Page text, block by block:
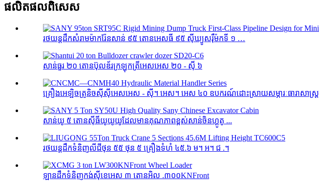
ផលិតផល​ពិសេស
រថយន្តដឹកសំរាមម៉ាករ៉ែនសាន់ ៩៥ តោនអេសធី ៩៥ ស៊ីឃ្យូសរ៉ឺម៉កទី ១ …
សាន់ធួរ ២០ តោនប៊ុលឌ័រក្រឡុកត្រីអេសអេស ២០ - ស៊ី ៦
គ្រឿងអេឡិចត្រូនិចស៊ីស៊ីអេសអេស - ស៊ី។ អេស។ អេស ៤០ ឧបករណ៍ដោះស្រាយសម្ភារៈធារាសាស្ត្រ
សាន់យូ ៥ តោនស៊ីធីយូយូយូដែលមានគុណភាពខ្ពស់សាន់ចិនហ្គូតូ ...
រថយន្ដដឹកទំនិញលីជីថុន ៥៥ ថុន ៥ គ្រឿងទំហំ ៤៥.៦ ម។ អ។ ជ .។
ឡានដឹកទំនិញកង់ស៊ីខេអេស ៣ តោនអិល .៣០០KNFront